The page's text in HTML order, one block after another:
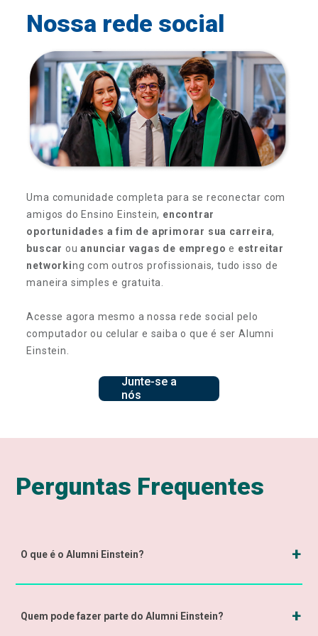
Nossa rede social
Uma comunidade completa para se reconectar com
amigos do Ensino Einstein, encontrar
oportunidades a fim de aprimorar sua carreira,
buscar ouanunciar vagas de emprego e estreitar
networking com outros profissionais, tudo isso de
maneira simples e gratuita.
Acesse agora mesmo a nossa rede social pelo
computador ou celular e saiba o que é ser Alumni
Einstein.
Junte-se a
nós
Perguntas Frequentes
O que é o Alumni Einstein?
para a reconexão de ex-alunos(as).
Quem pode fazer parte do Alumni Einstein?